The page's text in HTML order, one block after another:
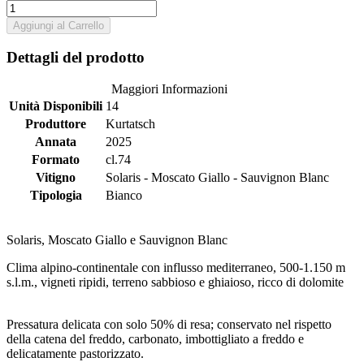
Aggiungi al Carrello
Dettagli del prodotto
Maggiori Informazioni
Unità Disponibili 14
Produttore
Kurtatsch
Annata
2025
Formato
cl.74
Vitigno
Solaris - Moscato Giallo - Sauvignon Blanc
Tipologia
Bianco
Solaris, Moscato Giallo e Sauvignon Blanc
Clima alpino-continentale con influsso mediterraneo, 500-1.150 m
s.l.m., vigneti ripidi, terreno sabbioso e ghiaioso, ricco di dolomite
Pressatura delicata con solo 50% di resa; conservato nel rispetto
della catena del freddo, carbonato, imbottigliato a freddo e
delicatamente pastorizzato.